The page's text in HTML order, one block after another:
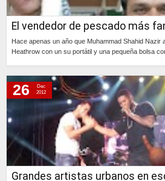
El vendedor de pescado más
Hace apenas un año que Muhammad Shahid Nazir
Heathrow con un su portátil y una pequeña bolsa
Grandes artistas urbanos en
26
Dec
2012